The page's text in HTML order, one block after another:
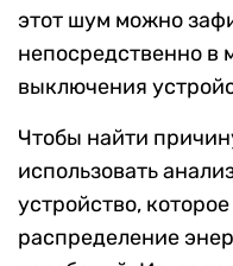
этот шум можно
непосредственно в
выключения
Чтобы найти
использовать
устройство,
распределение